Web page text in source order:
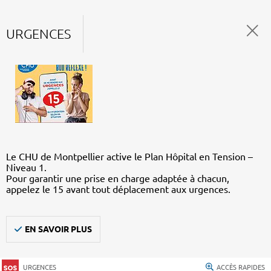
URGENCES
Le CHU de Montpellier active le Plan Hôpital en Tension –
Niveau 1.
Pour garantir une prise en charge adaptée à chacun,
appelez le 15 avant tout déplacement aux urgences.
EN SAVOIR PLUS
URGENCES ACCÈS RAPIDES